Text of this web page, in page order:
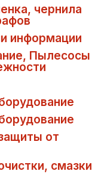
чернила
информации
Пылесосы
от
смазки